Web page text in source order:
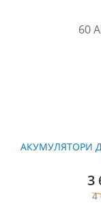
АКУМУЛЯТОРИ
3
4